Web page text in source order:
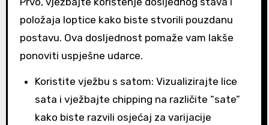
položaja loptice kako biste stvorili pouzdanu
postavu. Ova dosljednost pomaže vam lakše
ponoviti uspješne udarce.
Koristite vježbu s satom: Vizualizirajte lice
sata i vježbajte chipping na različite “sate”
kako biste razvili osjećaj za varijacije